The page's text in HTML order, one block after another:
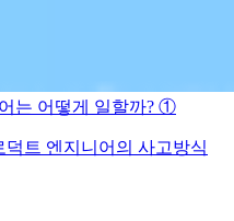
는 어떻게 일할까? ①
트 엔지니어의 사고방식